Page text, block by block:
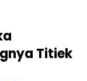
Titiek